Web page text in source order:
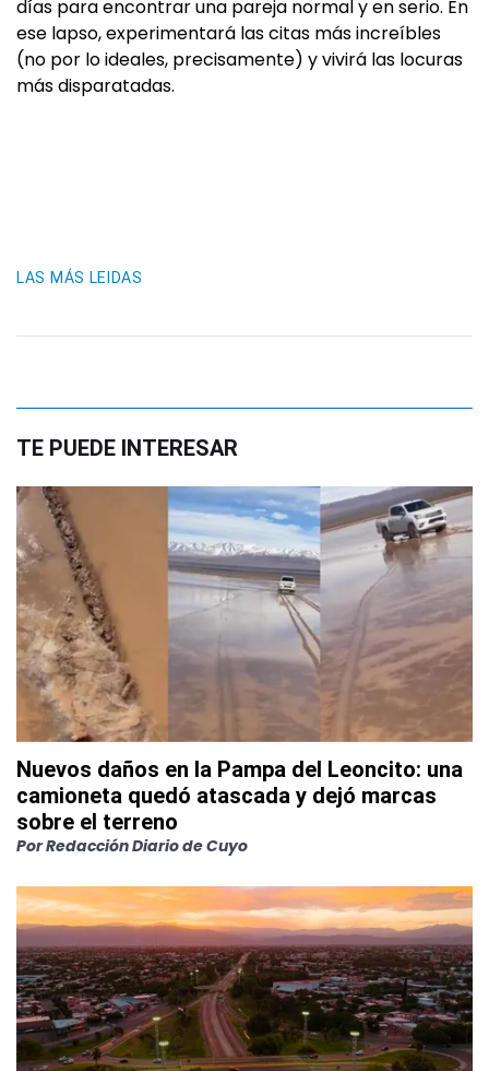
días para encontrar una pareja normal y en serio. En
ese lapso, experimentará las citas más increíbles
(no por lo ideales, precisamente) y vivirá las locuras
más disparatadas.
LAS MÁS LEIDAS
TE PUEDE INTERESAR
Nuevos daños en la Pampa del Leoncito: una
camioneta quedó atascada y dejó marcas
sobre el terreno
PorRedacción Diario de Cuyo